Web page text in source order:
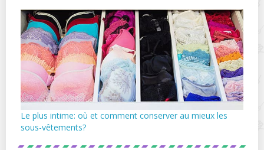
Le plus intime: où et comment conserver au mieux les
sous-vêtements?